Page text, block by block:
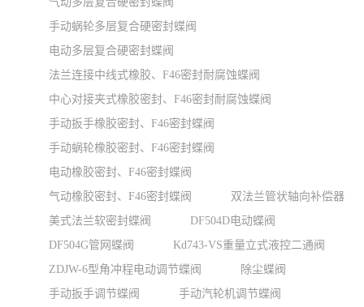
手动蜗轮多层复合硬密封蝶阀
电动多层复合硬密封蝶阀
法兰连接中线式橡胶、F46密封耐腐蚀蝶阀
中心对接夹式橡胶密封、F46密封耐腐蚀蝶阀
手动扳手橡胶密封、F46密封蝶阀
手动蜗轮橡胶密封、F46密封蝶阀
电动橡胶密封、F46密封蝶阀
气动橡胶密封、F46密封蝶阀
双法兰管状轴向补偿器
美式法兰软密封蝶阀
DF504D电动蝶阀
DF504G管网蝶阀
Kd743-VS重量立式液控二通阀
ZDJW-6型角冲程电动调节蝶阀
除尘蝶阀
手动扳手调节蝶阀
手动汽轮机调节蝶阀